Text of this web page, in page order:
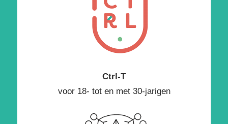
Ctrl-T
voor 18- tot en met 30-jarigen